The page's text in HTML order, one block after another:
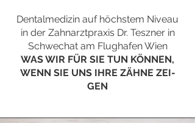
Den­tal­me­di­zin auf höchs­tem Ni­veau
in der Zahn­arzt­pra­xis Dr. Teszner in
Schwe­chat am Flug­ha­fen Wien
WAS WIR FÜR SIE TUN KÖN­NEN,
WENN SIE UNS IHRE ZÄHNE ZEI­
GEN